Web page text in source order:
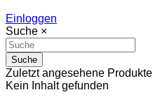
Einloggen
Suche ×
Suche
Zuletzt angesehene Produkte
Kein Inhalt gefunden